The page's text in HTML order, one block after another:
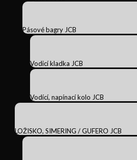
Pásové bagry JCB
Vodicí kladka JCB
Vodící, napínací kolo JCB
LOŽISKO, SIMERING / GUFERO JCB